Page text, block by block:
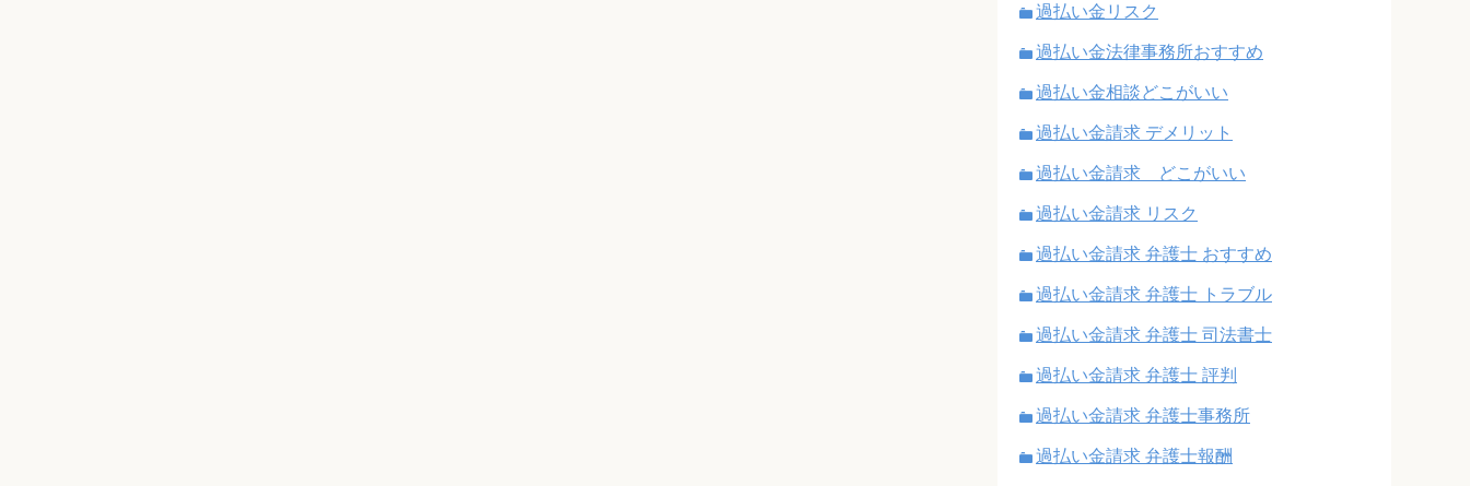
過払い金リスク
過払い金法律事務所おすすめ
過払い金相談どこがいい
過払い金請求 デメリット
過払い金請求 どこがいい
過払い金請求 リスク
過払い金請求 弁護士 おすすめ
過払い金請求 弁護士 トラブル
過払い金請求 弁護士 司法書士
過払い金請求 弁護士 評判
過払い金請求 弁護士事務所
過払い金請求 弁護士報酬